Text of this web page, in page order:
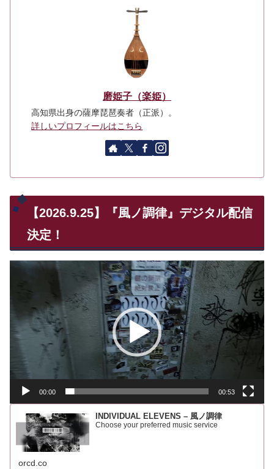
磨姫子（楽姫）
高知県出身の薩摩琵琶奏者（正派）。
詳しいプロフィールはこちら
【2026.9.25】『風ノ調律』デジタル配信
決定！
レ
ー
ー
00:00 00:53
INDIVIDUAL ELEVENS – 風ノ調律
Choose your preferred music service
orcd.co